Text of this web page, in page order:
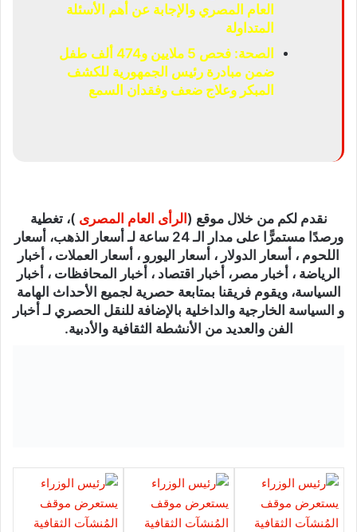
العام المصري والإجابة عن أهم الأسئلة
المتداولة
الصحة: فحص 5 ملايين و474 ألف طفل
ضمن مبادرة رئيس الجمهورية للكشف
المبكر وعلاج ضعف وفقدان السمع
نقدم لكم من خلال موقع ( الرأى العام المصرى )، تغطية
ورصدًا مستمرًّا على مدار الـ 24 ساعة لـ أسعار الذهب، أسعار
اللحوم ، أسعار الدولار ، أسعار اليورو ، أسعار العملات ، أخبار
الرياضة ، أخبار مصر، أخبار اقتصاد ، أخبار المحافظات ، أخبار
السياسة، ويقوم فريقنا بمتابعة حصرية لجميع الأحداث الهامة
و السياسة الخارجية والداخلية بالإضافة للنقل الحصري لـ أخبار
الفن والعديد من الأنشطة الثقافية والأدبية.